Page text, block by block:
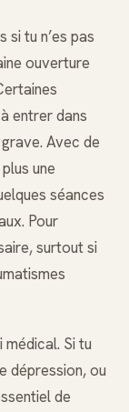
si tu n’es pas
ouverture
entrer dans
Avec de
une
séances
Pour
surtout si
médical. Si tu
dépression, ou
de